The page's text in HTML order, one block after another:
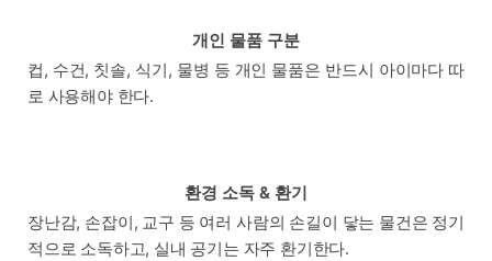
개인 물품 구분
컵, 수건, 칫솔, 식기, 물병 등 개인 물품은 반드시 아이마다 따
로 사용해야 한다.
환경 소독 & 환기
장난감, 손잡이, 교구 등 여러 사람의 손길이 닿는 물건은 정기
적으로 소독하고, 실내 공기는 자주 환기한다.